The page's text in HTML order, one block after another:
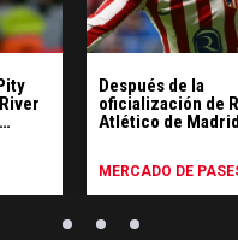
Después de la
oficialización de
Atlético de Madrid
MERCADO DE